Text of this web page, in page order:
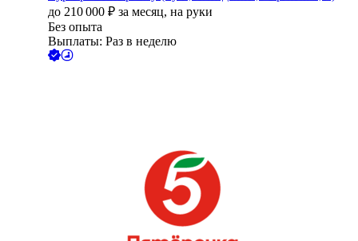
до 210 000 ₽ за месяц, на руки
Без опыта
Выплаты: Раз в неделю